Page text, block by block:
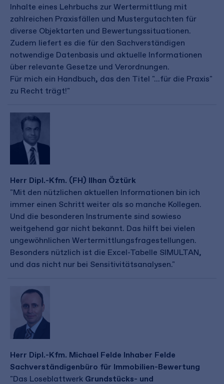
Inhalte eines Lehrbuchs zur Wertermittlung mit
zahlreichen Praxisfällen und Mustergutachten für
diverse Objektarten und Bewertungssituationen.
Zudem liefert es die für den Sachverständigen
notwendige Datenbasis und aktuelle Informationen
über relevante Gesetze und Verordnungen.
Für mich ein Handbuch, das den Titel "...für die Praxis"
zu Recht trägt!"
Herr Dipl.-Kfm. (FH) Ilhan Öztürk
"Mit den nützlichen aktuellen Informationen bin ich
immer einen Schritt weiter als so manche Kollegen.
Und die besonderen Instrumente sind sowieso
weitgehend gar nicht bekannt. Das hilft bei vielen
ungewöhnlichen Wertermittlungsfragestellungen.
Besonders nützlich ist die Excel-Tabelle SIMULTAN,
und das nicht nur bei Sensitivitätsanalysen."
Herr Dipl.-Kfm. Michael Felde Inhaber Felde
Sachverständigenbüro für Immobilien-Bewertung
"Das Loseblattwerk Grundstücks- und